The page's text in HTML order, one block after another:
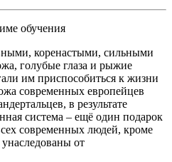
обучения
коренастыми, сильными
голубые глаза и рыжие
им приспособиться к жизни
современных европейцев
в результате
система – ещё один подарок
современных людей, кроме
от